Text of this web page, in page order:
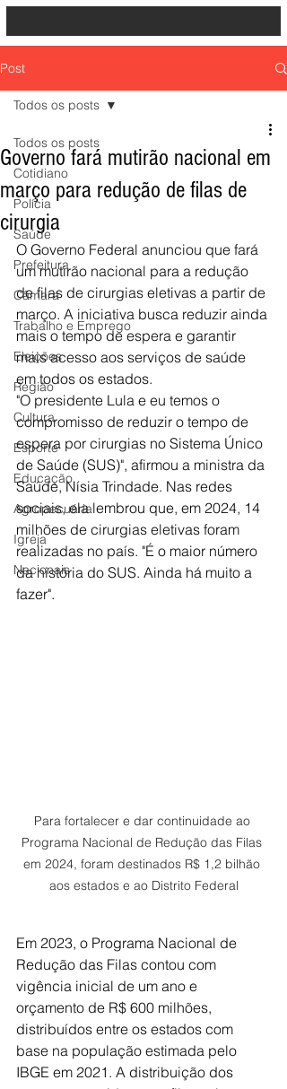
Post
Todos os posts
Cotidiano
Polícia
Saúde
Prefeitura
Câmara
Trabalho e Emprego
Eleições
Região
Cultura
Esporte
Educação
Agropecuária
Igreja
Nacionais
Todos os posts
Governo fará mutirão nacional em
março para redução de filas de
cirurgia
O Governo Federal anunciou que fará
um mutirão nacional para a redução
de filas de cirurgias eletivas a partir de
março. A iniciativa busca reduzir ainda
mais o tempo de espera e garantir
mais acesso aos serviços de saúde
em todos os estados.
"O presidente Lula e eu temos o
compromisso de reduzir o tempo de
espera por cirurgias no Sistema Único
de Saúde (SUS)", afirmou a ministra da
Saúde, Nísia Trindade. Nas redes
sociais, ela lembrou que, em 2024, 14
milhões de cirurgias eletivas foram
realizadas no país. "É o maior número
da história do SUS. Ainda há muito a
fazer".
Para fortalecer e dar continuidade ao
Programa Nacional de Redução das Filas
em 2024, foram destinados R$ 1,2 bilhão
aos estados e ao Distrito Federal
Em 2023, o Programa Nacional de
Redução das Filas contou com
vigência inicial de um ano e
orçamento de R$ 600 milhões,
distribuídos entre os estados com
base na população estimada pelo
IBGE em 2021. A distribuição dos